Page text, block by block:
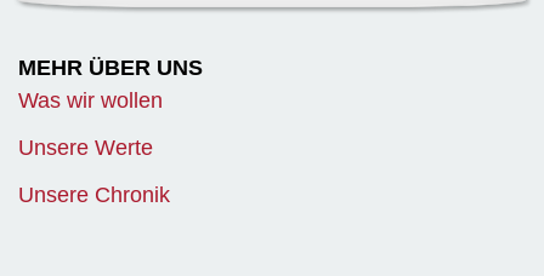
MEHR ÜBER UNS
Was wir wollen
Unsere Werte
Unsere Chronik